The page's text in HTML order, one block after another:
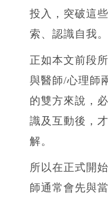
投入，突破這
索、認識自我。
正如本文前段
與醫師/心理師
的雙方來說，
識及互動後，
解。
所以在正式開
師通常會先與